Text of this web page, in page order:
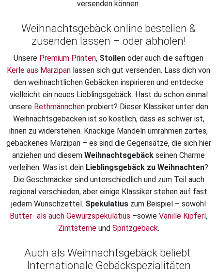
versenden können.
Weihnachtsgebäck online bestellen &
zusenden lassen – oder abholen!
Unsere Premium Printen, Stollen oder auch die saftigen
Kerle aus Marzipan lassen sich gut versenden. Lass dich von
den weihnachtlichen Gebäcken inspirieren und entdecke
vielleicht ein neues Lieblingsgebäck. Hast du schon einmal
unsere Bethmännchenprobiert? Dieser Klassiker unter den
Weihnachtsgebäcken ist so köstlich, dass es schwer ist,
ihnen zu widerstehen. Knackige Mandeln umrahmen zartes,
gebackenes Marzipan – es sind die Gegensätze, die sich hier
anziehen und diesem Weihnachtsgebäck seinen Charme
verleihen. Was ist dein Lieblingsgebäck zu Weihnachten?
Die Geschmäcker sind unterschiedlich und zum Teil auch
regional verschieden, aber einige Klassiker stehen auf fast
jedem Wunschzettel. Spekulatius zum Beispiel – sowohl
Butter- als auch Gewürzspekulatius –sowie Vanille Kipferl,
Zimtsterneund Spritzgebäck.
Auch als Weihnachtsgebäck beliebt:
Internationale Gebäckspezialitäten